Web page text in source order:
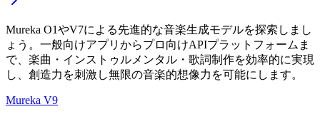
Mureka O1やV7による先進的な音楽生成モデルを探索しまし
ょう。一般向けアプリからプロ向けAPIプラットフォームま
で、楽曲・インストゥルメンタル・歌詞制作を効率的に実現
し、創造力を刺激し無限の音楽的想像力を可能にします。
Mureka V9